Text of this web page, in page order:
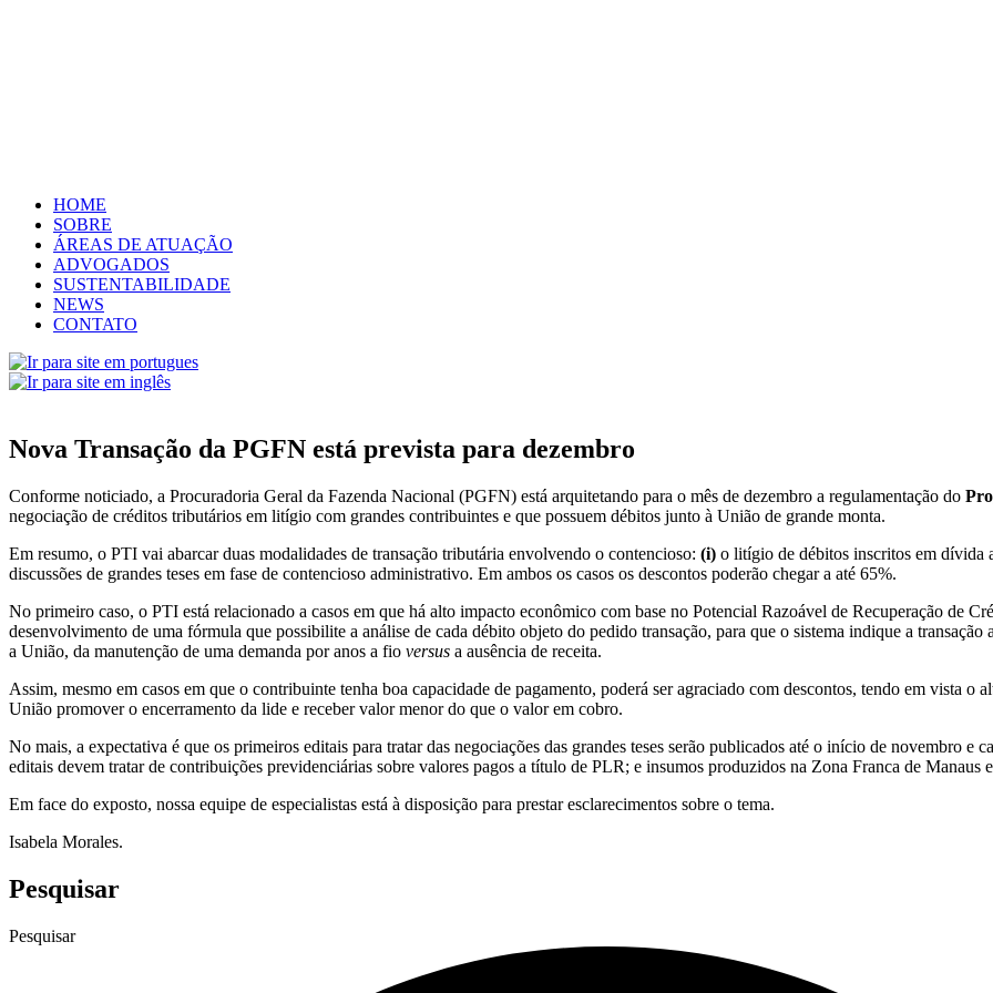
HOME
SOBRE
ÁREAS DE ATUAÇÃO
ADVOGADOS
SUSTENTABILIDADE
NEWS
CONTATO
Nova Transação da PGFN está prevista para dezembro
Conforme noticiado, a Procuradoria Geral da Fazenda Nacional (PGFN) está arquitetando para o mês de dezembro a regulamentação do
negociação de créditos tributários em litígio com grandes contribuintes e que possuem débitos junto à União de grande monta.
Em resumo, o PTI vai abarcar duas modalidades de transação tributária envolvendo o contencioso: (i) o litígio de débitos inscritos em dívida
discussões de grandes teses em fase de contencioso administrativo. Em ambos os casos os descontos poderão chegar a até 65%.
No primeiro caso, o PTI está relacionado a casos em que há alto impacto econômico com base no Potencial Razoável de Recuperação de
desenvolvimento de uma fórmula que possibilite a análise de cada débito objeto do pedido transação, para que o sistema indique a
a União, da manutenção de uma demanda por anos a fio versus a ausência de receita.
Assim, mesmo em casos em que o contribuinte tenha boa capacidade de pagamento, poderá ser agraciado com descontos, tendo em vista o
União promover o encerramento da lide e receber valor menor do que o valor em cobro.
No mais, a expectativa é que os primeiros editais para tratar das negociações das grandes teses serão publicados até o início de novembro e
editais devem tratar de contribuições previdenciárias sobre valores pagos a título de PLR; e insumos produzidos na Zona Franca de Manaus
Em face do exposto, nossa equipe de especialistas está à disposição para prestar esclarecimentos sobre o tema.
Isabela Morales.
Pesquisar
Pesquisar